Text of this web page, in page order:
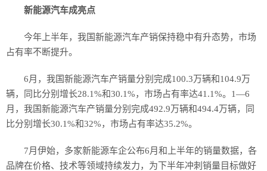
新能源汽车成亮点
今年上半年，我国新能源汽车产销保持稳中有升态势，市场
占有率不断提升。
6月，我国新能源汽车产销量分别完成100.3万辆和104.9万
辆，同比分别增长28.1%和30.1%，市场占有率达41.1%。1—6
月，我国新能源汽车产销量分别完成492.9万辆和494.4万辆，同
比分别增长30.1%和32%，市场占有率达35.2%。
7月伊始，多家新能源车企公布6月和上半年的销量数据，各
品牌在价格、技术等领域持续发力，为下半年冲刺销量目标做好